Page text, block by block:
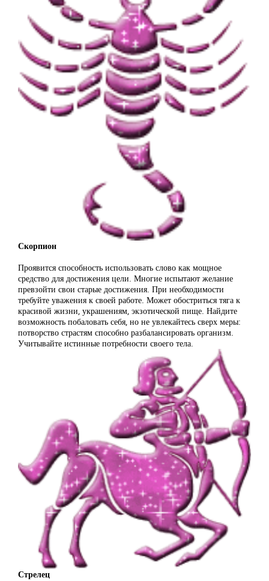
Скорпион
Проявится способность использовать слово как мощное
средство для достижения цели. Многие испытают желание
превзойти свои старые достижения. При необходимости
требуйте уважения к своей работе. Может обостриться тяга к
красивой жизни, украшениям, экзотической пище. Найдите
возможность побаловать себя, но не увлекайтесь сверх меры:
потворство страстям способно разбалансировать организм.
Учитывайте истинные потребности своего тела.
Стрелец